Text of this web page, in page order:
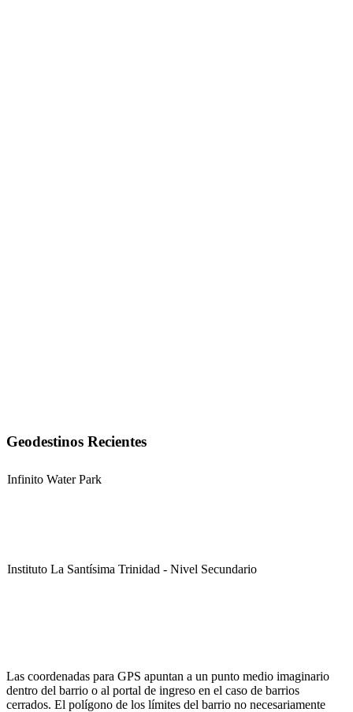
Geodestinos Recientes
Infinito Water Park
Instituto La Santísima Trinidad - Nivel Secundario
Las coordenadas para GPS apuntan a un punto medio imaginario
dentro del barrio o al portal de ingreso en el caso de barrios
cerrados. El polígono de los límites del barrio no necesariamente